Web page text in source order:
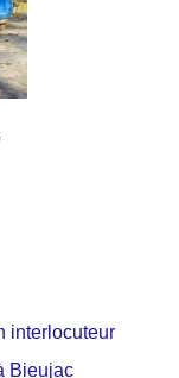
interlocuteur
Bieujac